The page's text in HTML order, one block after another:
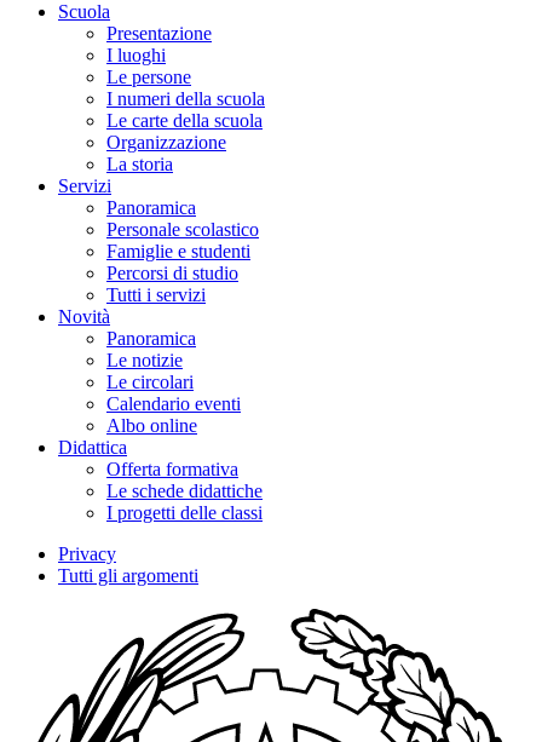
Scuola
Presentazione
I luoghi
Le persone
I numeri della scuola
Le carte della scuola
Organizzazione
La storia
Servizi
Panoramica
Personale scolastico
Famiglie e studenti
Percorsi di studio
Tutti i servizi
Novità
Panoramica
Le notizie
Le circolari
Calendario eventi
Albo online
Didattica
Offerta formativa
Le schede didattiche
I progetti delle classi
Privacy
Tutti gli argomenti